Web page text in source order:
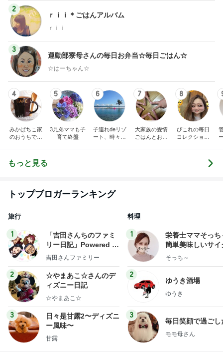
2
ｒｉｉ＊ごはんアルバム
ｒｉｉ
3
運動部寮母さんの毎日お弁当☆毎日ごはん☆
☆はーちゃん☆
4
みかぱちこ家
のおうちでご
5
3兄弟ママも子
育て終盤
6
子連れdeリゾ
ート、時々キ
7
大家族の愛情
ごはんとお弁
8
ぴこれの毎日
コレクション
もっと見る
トップブロガーランキング
旅行
1
「吉田さんちのファミ
リー日記」Powered b
y Ameba 吉田さんファ
ログ
吉田さんファミリー
2
☆やまあこ☆さんのデ
ィズニー日記
☆やまあこ☆
3
日々是甘露2〜ディズニ
ー風味〜
甘露
料理
1
栄養士ママそっち
簡単美味しいサイ
献立
そっち～
2
ゆうき酒場
ゆうき
3
毎日笑顔で過ごし
モモ母さん